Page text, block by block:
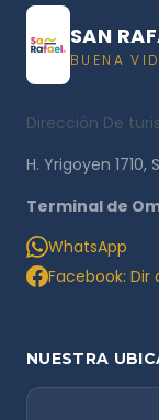
SAN
BUENA
Dirección De
H. Yrigoyen
Terminal de
WhatsApp
Facebook: Dir
NUESTRA